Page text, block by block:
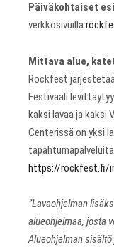
Päiväkohtaiset
verkkosivuilla
Mittava alue,
Rockfest
Festivaali
kaksi lavaa ja kaksi
Centerissä on yksi
https://rockfest.fi/
”Lavaohjelman
alueohjelmaa, josta
Alueohjelman